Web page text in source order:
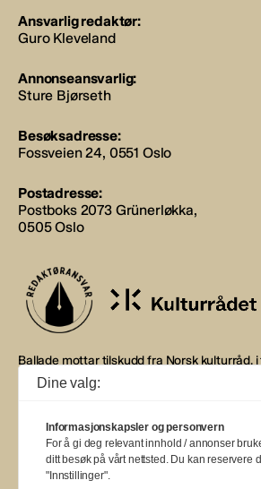
Ansvarlig redaktør:
Guro Kleveland
Annonseansvarlig:
Sture Bjørseth
Besøksadresse:
Fossveien 24, 0551 Oslo
Postadresse:
Postboks 2073 Grünerløkka,
0505 Oslo
Ballade mottar tilskudd fra Norsk kulturråd,
støtte fra eierne NOPA, Norsk
Musikkforleggerne. Ballade drives etter
BALLADE — NORGES
Dine valg:
Informasjonskapsler og personvern
For å gi deg relevant innhold / annonser
ditt besøk på vårt nettsted. Du kan reservere
"Innstillinger".